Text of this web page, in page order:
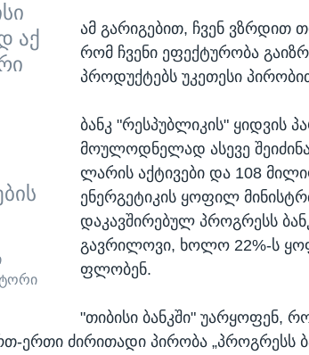
აქ
ამ გარიგებით, ჩვენ ვზრდით
რომ ჩვენი ეფექტურობა
პროდუქტებს უკეთესი
ბანკ "რესპუბლიკის" ყიდვის
მოულოდნელად ასევე
ლარის აქტივები და 108
ენერგეტიკის ყოფილ
დაკავშირებულ პროგრესს
გავრილოვი, ხოლო 22%-ს
ფლობენ.
"თიბისი ბანკში" უარყოფენ,
ერთი ძირითადი პირობა „პროგრესს